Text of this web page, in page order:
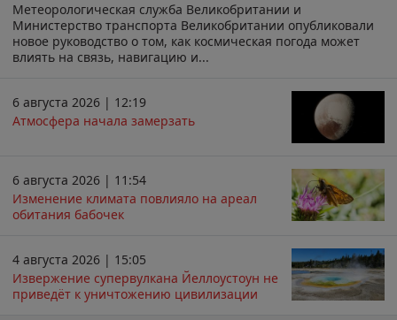
Метеорологическая служба Великобритании и
Министерство транспорта Великобритании опубликовали
новое руководство о том, как космическая погода может
влиять на связь, навигацию и...
6 августа 2026 | 12:19
Атмосфера начала замерзать
6 августа 2026 | 11:54
Изменение климата повлияло на ареал
обитания бабочек
4 августа 2026 | 15:05
Извержение супервулкана Йеллоустоун не
приведёт к уничтожению цивилизации